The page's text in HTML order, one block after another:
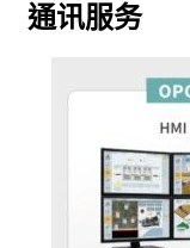
通讯服务